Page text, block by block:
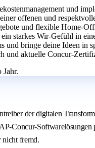
und
offenen und
und flexible Home-
starkes Wir-Gefühl in
und bringe deine Ideen in
und aktuelle Concur-
Jahr.
der digitalen
Concur-Softwarelösungen
nicht fremd.